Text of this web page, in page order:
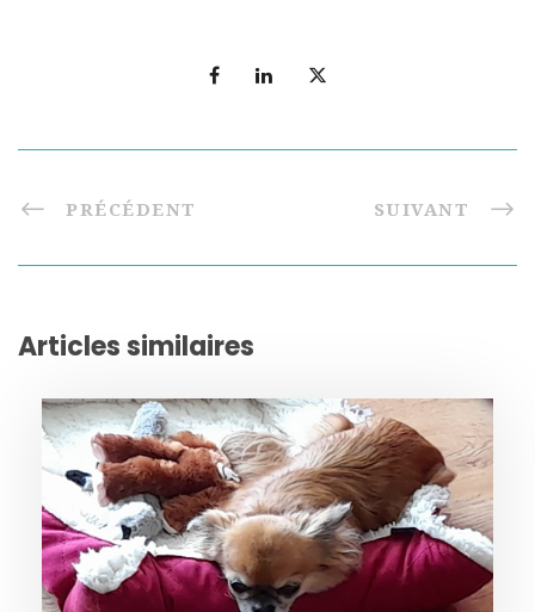
PRÉCÉDENT SUIVANT
Articles similaires